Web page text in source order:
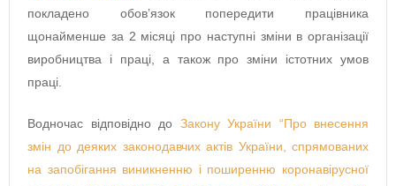
покладено обов’язок попередити працівника
щонайменше за 2 місяці про наступні зміни в організації
виробництва і праці, а також про зміни істотних умов
праці.
Водночас відповідно до Закону України “Про внесення
змін до деяких законодавчих актів України, спрямованих
на запобігання виникненню і поширенню коронавірусної